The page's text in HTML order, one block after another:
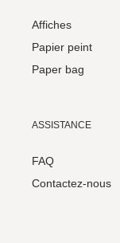
Affiches
Papier peint
Paper bag
ASSISTANCE
FAQ
Contactez-nous